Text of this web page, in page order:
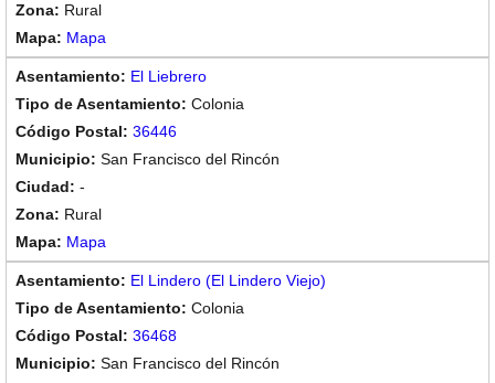
Rural
Mapa
El Liebrero
Colonia
36446
San Francisco del Rincón
-
Rural
Mapa
El Lindero (El Lindero Viejo)
Colonia
36468
San Francisco del Rincón